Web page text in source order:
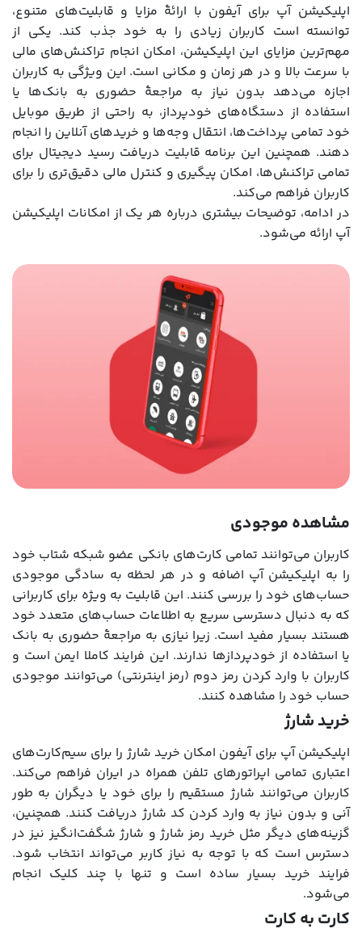
اپلیکیشن آپ برای آیفون با ارائۀ مزایا و قابلیت‌های متنوع،
توانسته است کاربران زیادی را به خود جذب کند. یکی از
مهم‌ترین مزایای این اپلیکیشن، امکان انجام تراکنش‌های مالی
با سرعت بالا و در هر زمان و مکانی است. این ویژگی به کاربران
اجازه می‌دهد بدون نیاز به مراجعۀ حضوری به بانک‌ها یا
استفاده از دستگاه‌های خودپرداز، به راحتی از طریق موبایل
خود تمامی پرداخت‌ها، انتقال وجه‌ها و خریدهای آنلاین را انجام
دهند. همچنین این برنامه قابلیت دریافت رسید دیجیتال برای
تمامی تراکنش‌ها، امکان پیگیری و کنترل مالی دقیق‌تری را برای
کاربران فراهم می‌کند.
در ادامه، توضیحات بیشتری درباره هر یک از امکانات اپلیکیشن
آپ ارائه می‌شود.
مشاهده موجودی
کاربران می‌توانند تمامی کارت‌های بانکی عضو شبکه شتاب خود
را به اپلیکیشن آپ اضافه و در هر لحظه به سادگی موجودی
حساب‌های خود را بررسی کنند. این قابلیت به ویژه برای کاربرانی
که به دنبال دسترسی سریع به اطلاعات حساب‌های متعدد خود
هستند بسیار مفید است. زیرا نیازی به مراجعۀ حضوری به بانک
یا استفاده از خودپردازها ندارند. این فرایند کاملا ایمن است و
کاربران با وارد کردن رمز دوم (رمز اینترنتی) می‌توانند موجودی
حساب خود را مشاهده کنند.
خرید شارژ
اپلیکیشن آپ برای آیفون امکان خرید شارژ را برای سیم‌کارت‌های
اعتباری تمامی اپراتورهای تلفن همراه در ایران فراهم می‌کند.
کاربران می‌توانند شارژ مستقیم را برای خود یا دیگران به طور
آنی و بدون نیاز به وارد کردن کد شارژ دریافت کنند. همچنین،
گزینه‌های دیگر مثل خرید رمز شارژ و شارژ شگفت‌انگیز نیز در
دسترس است که با توجه به نیاز کاربر می‌تواند انتخاب شود.
فرایند خرید بسیار ساده است و تنها با چند کلیک انجام
می‌شود.
کارت به کارت